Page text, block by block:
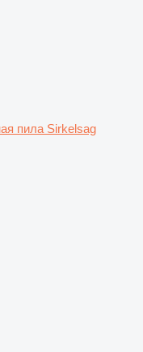
пила Sirkelsag